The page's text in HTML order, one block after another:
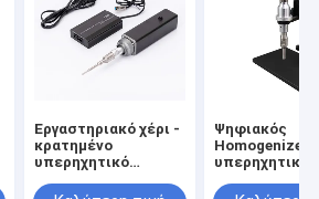
Εργαστηριακό χέρι -
κρατημένο
υπερηχητικό
τον έλεγχο τιτανίου
Ψηφιακός
Homogenizer
υπερηχητικός
πειραματικός